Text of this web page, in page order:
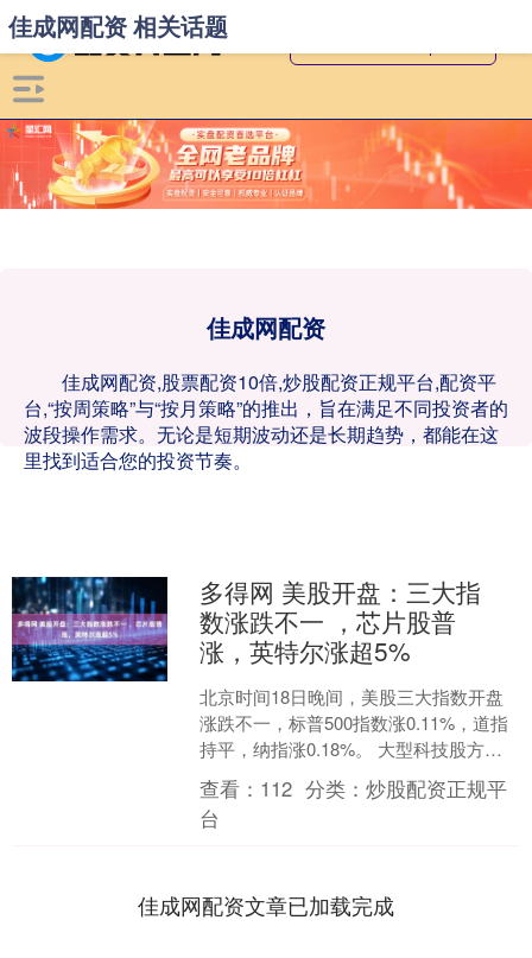
佳成网配资
佳成网配资,股票配资10倍,炒股配资正规平台,配资平
台,“按周策略”与“按月策略”的推出，旨在满足不同投资者的
波段操作需求。无论是短期波动还是长期趋势，都能在这
里找到适合您的投资节奏。
佳成网配资 相关话题
多得网 美股开盘：三大指
数涨跌不一 ，芯片股普
涨，英特尔涨超5%
北京时间18日晚间，美股三大指数开盘
涨跌不一，标普500指数涨0.11%，道指
持平，纳指涨0.18%。 大型科技股方
面，英特尔涨超5%，英伟达涨1.98%，
超威....
查看： 112 分类：炒股配资正规平
台
佳成网配资文章已加载完成